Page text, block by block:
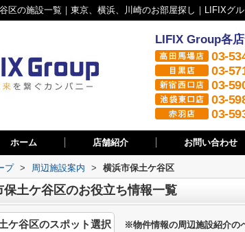
区の施設一覧｜東京、横浜、川崎のお部屋探し｜LIFIXグ
LIFIX Group各
03-
03-
03-
03-
03-
ホーム 店舗紹介 お問い合わせ
プ > 周辺施設案内 > 横浜市保土ケ谷区
保土ケ谷区のお役立ち情報一覧
※物件情報の周辺施設紹介の
ケ谷区のスポット選択